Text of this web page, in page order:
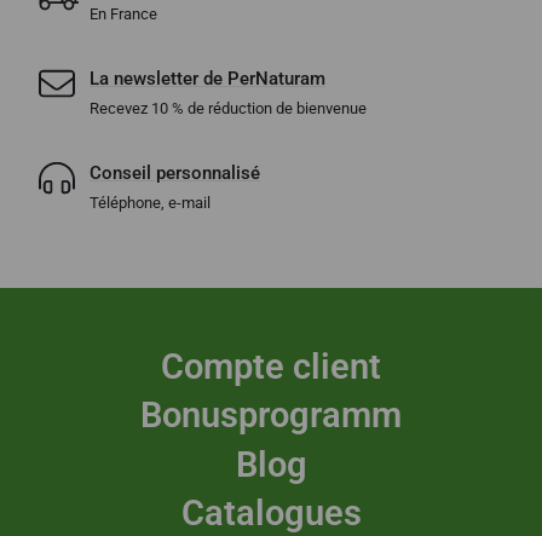
En France
La newsletter de PerNaturam
Recevez 10 % de réduction de bienvenue
Conseil personnalisé
Téléphone, e-mail
Compte client
Bonusprogramm
Blog
Catalogues